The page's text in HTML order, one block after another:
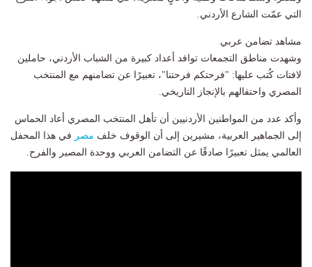
التي عمّت الشارع الأردني.
مشاهد تضامن عربي
وشهدت مناطق التجمعات توافد أعداد كبيرة من الشباب الأردني، حاملين
لافتات كُتب عليها: "فرحتكم فرحتنا"، تعبيرًا عن تضامنهم مع المنتخب
المصري واحتفالهم بالإنجاز التاريخي.
وأكد عدد من المواطنين الأردنيين أن تأهل المنتخب المصري أعاد الحماس
إلى الجماهير العربية، مشيرين إلى أن الوقوف خلف مصر في هذا المحفل
العالمي يمثل تعبيرًا صادقًا عن التضامن العربي ووحدة المصير والفرح.